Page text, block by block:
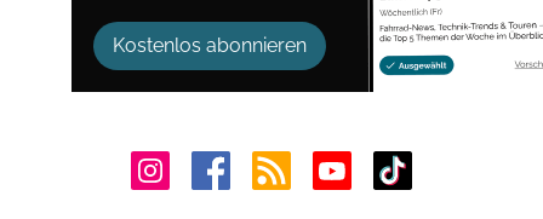
Kostenlos abonnieren